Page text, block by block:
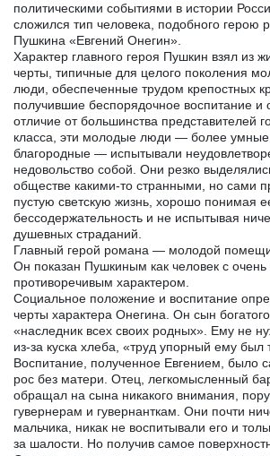
политическими событиями в истории
сложился тип человека, подобного герою
Пушкина «Евгений Онегин».
Характер главного героя Пушкин взял из
черты, типичные для целого поколения
люди, обеспеченные трудом крепостных
получившие беспорядочное воспитание и
отличие от большинства представителей
класса, эти молодые люди — более умные,
благородные — испытывали
недовольство собой. Они резко
обществе какими-то странными, но сами
пустую светскую жизнь, хорошо понимая
бессодержательность и не испытывая
душевных страданий.
Главный герой романа — молодой
Он показан Пушкиным как человек с
противоречивым характером.
Социальное положение и воспитание
черты характера Онегина. Он сын
«наследник всех своих родных». Ему не
из-за куска хлеба, «труд упорный ему был
Воспитание, полученное Евгением, было
рос без матери. Отец, легкомысленный
обращал на сына никакого внимания,
гувернерам и гувернанткам. Они почти
мальчика, никак не воспитывали его и
за шалости. Но получив самое